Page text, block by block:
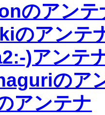
のアンテ
のアンテ
)アンテ
のア
アンテナ